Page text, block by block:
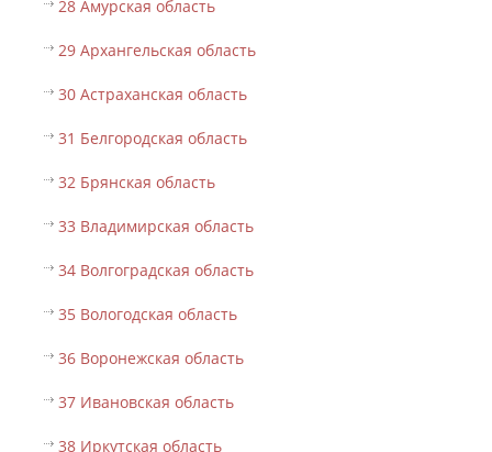
28 Амурская область
29 Архангельская область
30 Астраханская область
31 Белгородская область
32 Брянская область
33 Владимирская область
34 Волгоградская область
35 Вологодская область
36 Воронежская область
37 Ивановская область
38 Иркутская область